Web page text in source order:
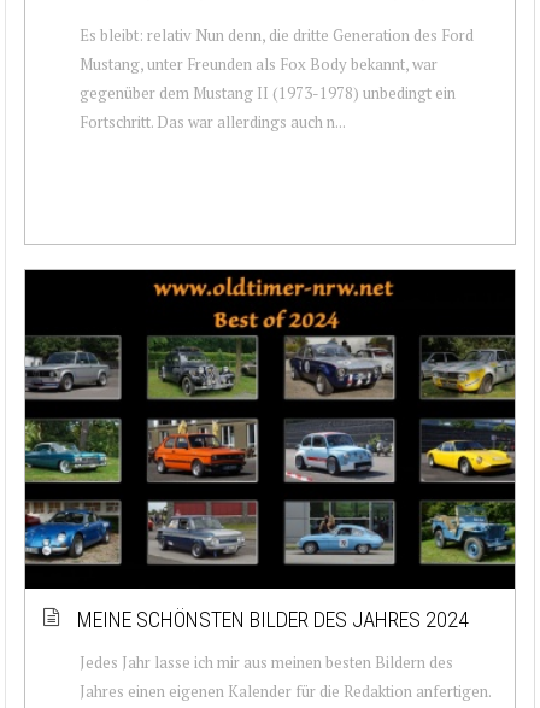
Es bleibt: relativ Nun denn, die dritte Generation des Ford
Mustang, unter Freunden als Fox Body bekannt, war
gegenüber dem Mustang II (1973-1978) unbedingt ein
Fortschritt. Das war allerdings auch n...
MEINE SCHÖNSTEN BILDER DES JAHRES 2024
Jedes Jahr lasse ich mir aus meinen besten Bildern des
Jahres einen eigenen Kalender für die Redaktion anfertigen.